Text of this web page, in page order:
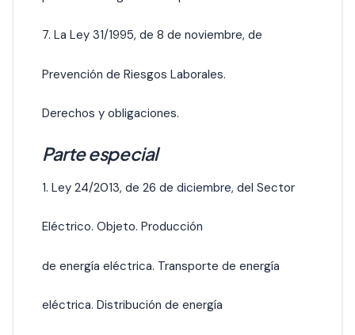
7. La Ley 31/1995, de 8 de noviembre, de
Prevención de Riesgos Laborales.
Derechos y obligaciones.
Parte especial
1. Ley 24/2013, de 26 de diciembre, del Sector
Eléctrico. Objeto. Producción
de energía eléctrica. Transporte de energía
eléctrica. Distribución de energía